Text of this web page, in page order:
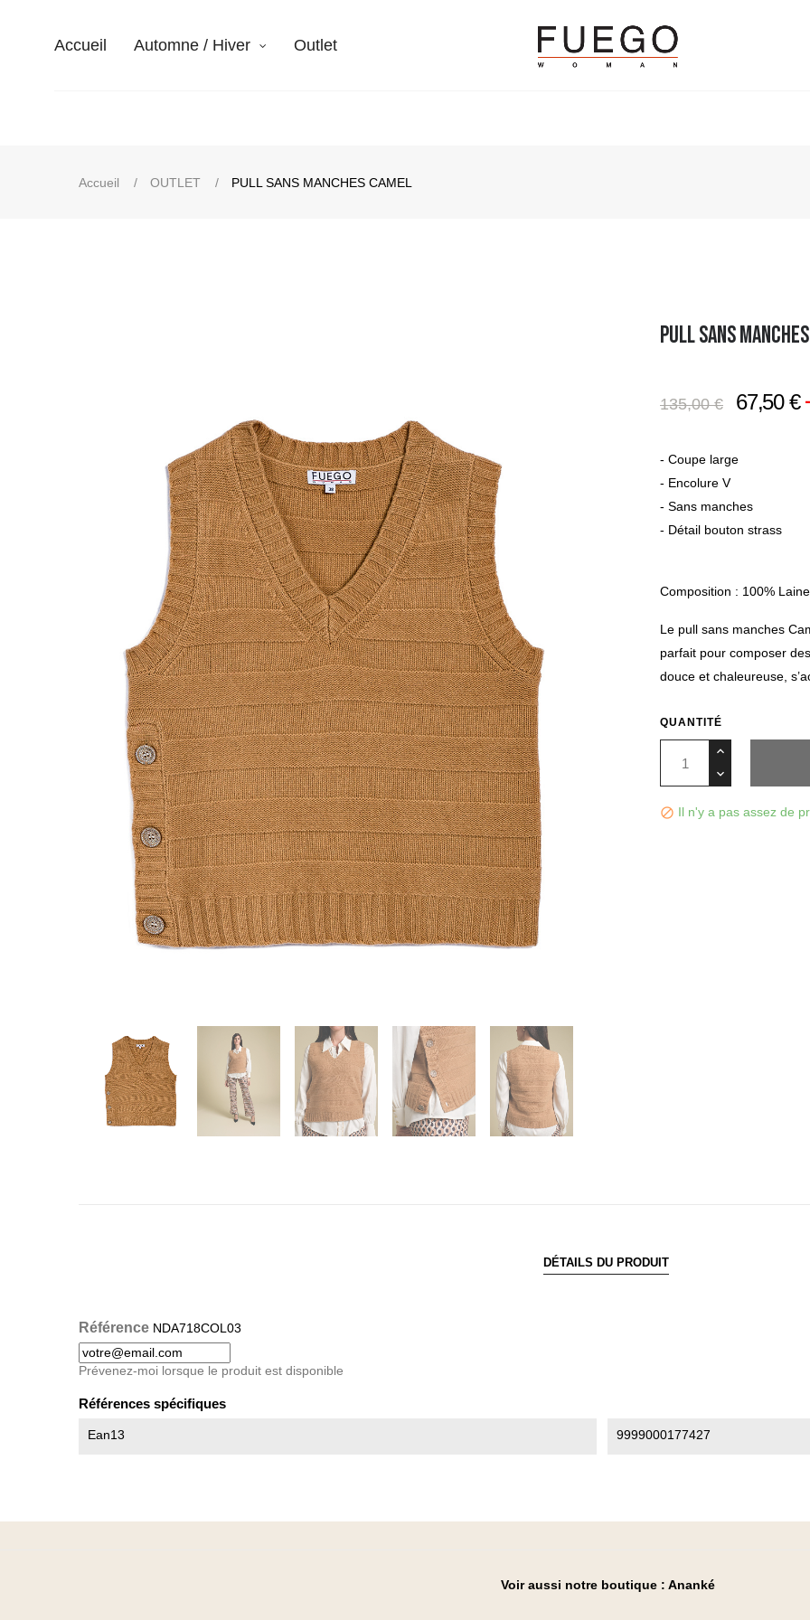
Accueil Automne / Hiver Outlet
Accueil OUTLET PULL SANS MANCHES CAMEL
PULL SANS
135,00 € 67,50 €
- Coupe large
- Encolure V
- Sans manches
- Détail bouton strass
Composition : 100% Laine
Le pull sans manches
parfait pour composer
douce et chaleureuse,
QUANTITÉ
 Il n'y a pas assez de
DÉTAILS DU PRODUIT
Référence NDA718COL03
Prévenez-moi lorsque le produit est disponible
Références spécifiques
Ean13 9999000177427
Voir aussi notre boutique : Ananké